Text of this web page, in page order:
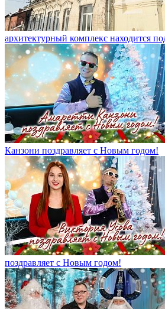
архитектурный комплекс находится
Канзони поздравляет с Новым годом!
поздравляет с Новым годом!